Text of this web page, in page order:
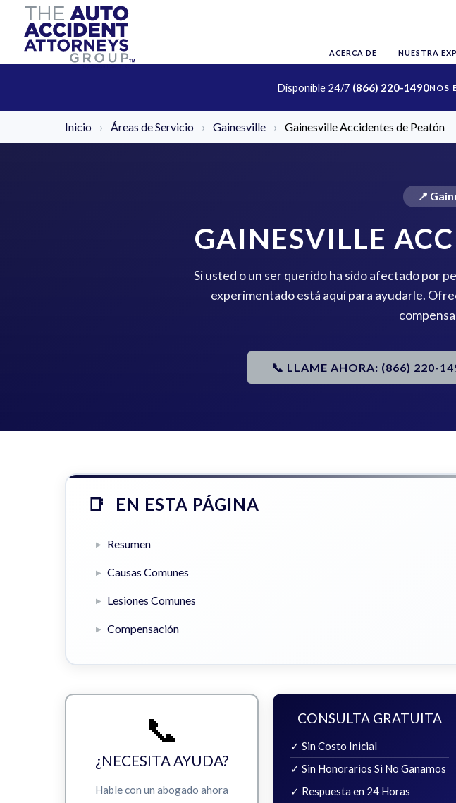
ACERCA DE NUESTRA
Disponible 24/7 (866) 220-1490
Inicio › Áreas de Servicio › Gainesville › Gainesville Accidentes de Peatón
📍
GAINESVILLE
Si usted o un ser querido ha sido afectado por
experimentado está aquí para ayudarle.
📞 LLAME AHORA: (866) 220-
EN ESTA PÁGINA
Resumen
Causas Comunes
Lesiones Comunes
Compensación
📞
¿NECESITA AYUDA?
Hable con un abogado ahora
CONSULTA GRATUITA
✓ Sin Costo Inicial
✓ Sin Honorarios Si No Ganamos
✓ Respuesta en 24 Horas